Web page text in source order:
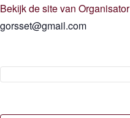
Bekijk de site van Organisator
gorsset@gmail.com